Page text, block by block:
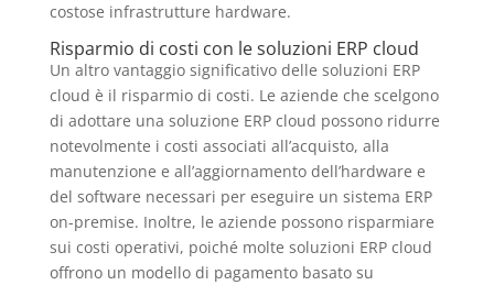
costose infrastrutture hardware.
Risparmio di costi con le soluzioni ERP cloud
Un altro vantaggio significativo delle soluzioni ERP
cloud è il risparmio di costi. Le aziende che scelgono
di adottare una soluzione ERP cloud possono ridurre
notevolmente i costi associati all’acquisto, alla
manutenzione e all’aggiornamento dell’hardware e
del software necessari per eseguire un sistema ERP
on-premise. Inoltre, le aziende possono risparmiare
sui costi operativi, poiché molte soluzioni ERP cloud
offrono un modello di pagamento basato su